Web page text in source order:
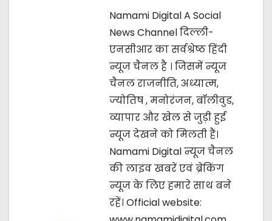
Namami Digital A Social
News Channel दिल्ली-
एनसीआर का सर्वश्रेष्ठ हिंदी
न्यूज चैनल है । जिसमें न्यूज
चैनल राजनीति, अध्यात्म,
ज्‍योतिष , मनोरंजन, बॉलीवुड,
व्यापार और खेल से जुड़ी हुई
न्यूज देखने को मिलती हैं।
Namami Digital न्यूज चैनल
की लाइव खबरें एवं ब्रेकिंग
न्यूज के लिए हमारे साथ बने
रहें। Official website: